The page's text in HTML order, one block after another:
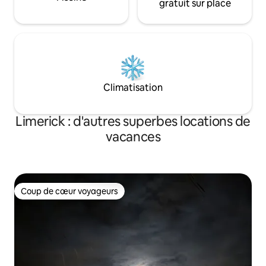
gratuit sur place
Climatisation
Limerick : d'autres superbes locations de
vacances
Coup de cœur voyageurs
Coup de cœur voyageurs